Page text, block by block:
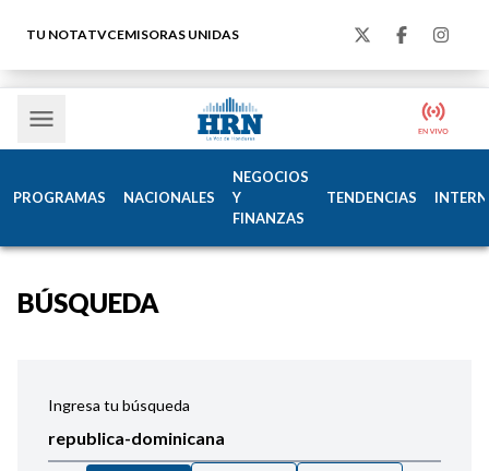
TU NOTATVCEMISORAS UNIDAS
PROGRAMAS NACIONALES
NEGOCIOS
Y
FINANZAS
TENDENCIAS
BÚSQUEDA
Ingresa tu búsqueda